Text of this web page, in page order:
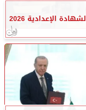
الإعدادية 2026